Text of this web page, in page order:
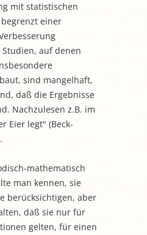
mit statistischen
einer
auf denen
sind mangelhaft,
daß die Ergebnisse
Nachzulesen z.B. im
Eier legt" (Beck-
mathematisch
man kennen, sie
berücksichtigen, aber
daß sie nur für
gelten, für einen